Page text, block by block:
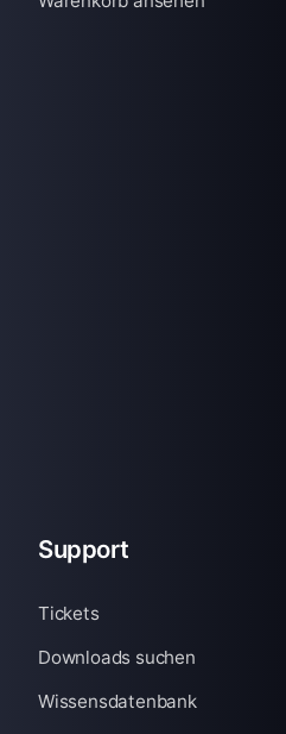
Support
Tickets
Downloads suchen
Wissensdatenbank